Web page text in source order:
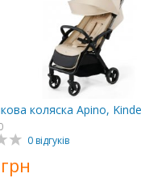
коляска Apino,
0 відгуків